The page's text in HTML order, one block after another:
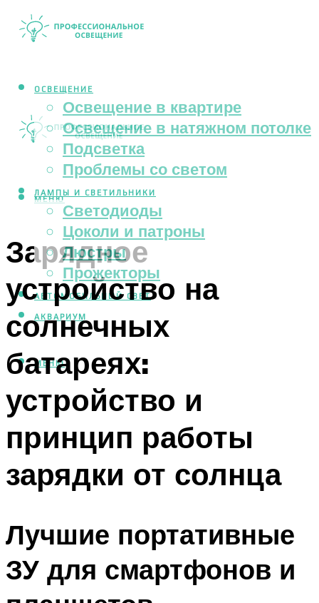
ОСВЕЩЕНИЕ
Освещение в квартире
Освещение в натяжном потолке
Подсветка
Проблемы со светом
ЛАМПЫ И СВЕТИЛЬНИКИ
Светодиоды
Цоколи и патроны
Люстры
Прожекторы
АВТОМОБИЛЬНЫЙ СВЕТ
АКВАРИУМ
МЕНЮ
МЕНЮ
Зарядное
устройство на
солнечных
батареях:
устройство и
принцип работы
зарядки от солнца
Лучшие портативные
ЗУ для смартфонов и